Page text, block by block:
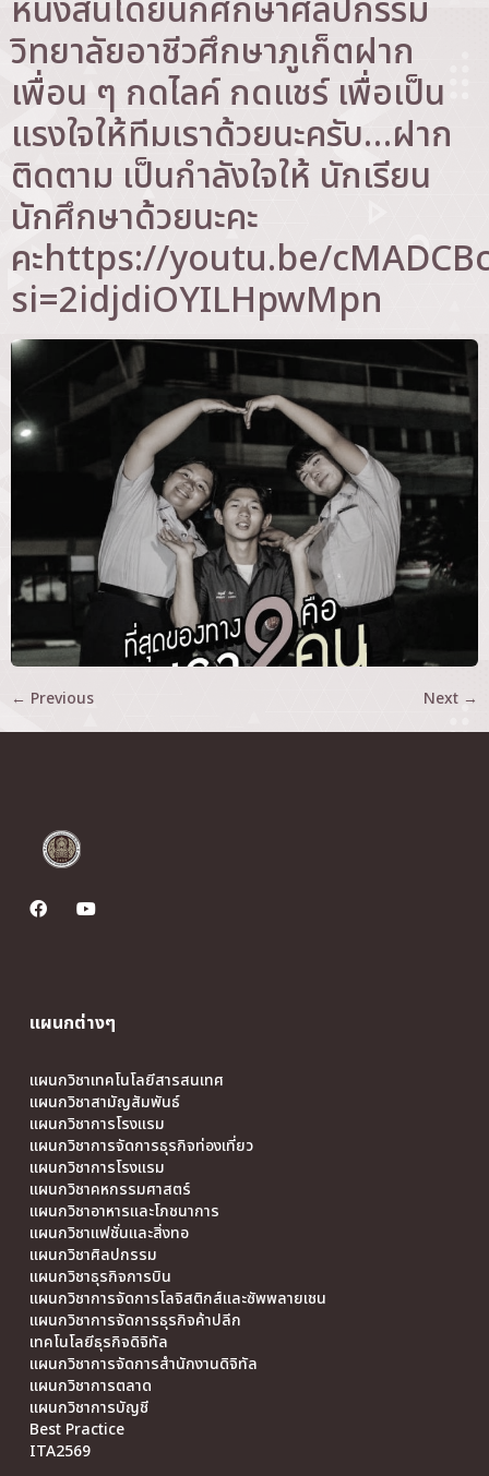
หนังสั้นโดยนักศึกษาศิลปกรรม
วิทยาลัยอาชีวศึกษาภูเก็ตฝาก
เพื่อน ๆ กดไลค์ กดแชร์ เพื่อเป็น
แรงใจให้ทีมเราด้วยนะครับ…ฝาก
ติดตาม เป็นกำลังใจให้ นักเรียน
นักศึกษาด้วยนะคะ
คะhttps://youtu.be/
si=2idjdiOYILHpwMpn
← Previous Next →
แผนกต่างๆ
แผนกวิชาเทคโนโลยีสารสนเทศ
แผนกวิชาสามัญสัมพันธ์
แผนกวิชาการโรงแรม
แผนกวิชาการจัดการธุรกิจท่องเที่ยว
แผนกวิชาการโรงแรม
แผนกวิชาคหกรรมศาสตร์
แผนกวิชาอาหารและโภชนาการ
แผนกวิชาแฟชั่นและสิ่งทอ
แผนกวิชาศิลปกรรม
แผนกวิชาธุรกิจการบิน
แผนกวิชาการจัดการโลจิสติกส์และซัพพลายเชน
แผนกวิชาการจัดการธุรกิจค้าปลีก
เทคโนโลยีธุรกิจดิจิทัล
แผนกวิชาการจัดการสำนักงานดิจิทัล
แผนกวิชาการตลาด
แผนกวิชาการบัญชี
Best Practice
ITA2569